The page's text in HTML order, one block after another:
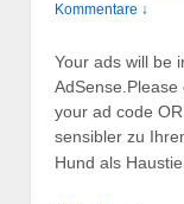
Kommentare ↓
Your ads will be
your ad code
sensibler zu
Hund als